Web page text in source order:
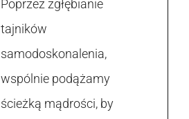
Poprzez zgłębianie
tajników
samodoskonalenia,
wspólnie podążamy
ścieżką mądrości, by